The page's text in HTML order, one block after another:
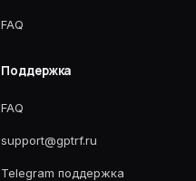
FAQ
Поддержка
FAQ
support@gptrf.ru
Telegram поддержка